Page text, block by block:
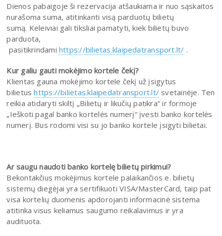
Dienos pabaigoje ši rezervacija atšaukiama ir nuo sąskaitos
nurašoma suma, atitinkanti visą parduotų bilietų
sumą. Keleiviai gali tiksliai pamatyti, kiek bilietų buvo
parduota,
pasitikrindamihttps://bilietas.klaipedatransport.lt/ .
Kur galiu gauti mokėjimo kortele čekį?
Klientas gauna mokėjimo kortele čekį už įsigytus
bilietushttps://bilietas.klaipedatransport.lt/ svetainėje. Ten
reikia atidaryti skiltį „Bilietų ir likučių patikra“ ir formoje
„Ieškoti pagal banko kortelės numerį“ įvesti banko kortelės
numerį. Bus rodomi visi su jo banko kortele įsigyti bilietai.
Ar saugu naudoti banko kortelę bilietų pirkimui?
Bekontakčius mokėjimus kortele palaikančios e. bilietų
sistemų diegėjai yra sertifikuoti VISA/MasterCard, taip pat
visa kortelių duomenis apdorojanti informacinė sistema
atitinka visus keliamus saugumo reikalavimus ir yra
audituota.